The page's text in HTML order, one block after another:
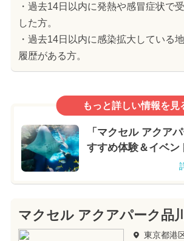
・過去14日以内に発熱や感冒症状で
した方。
・過去14日以内に感染拡大している
履歴がある方。
もっと詳しい情報を見
「マクセル アクア
すすめ体験＆イベン
マクセル アクアパーク品川
東京都港